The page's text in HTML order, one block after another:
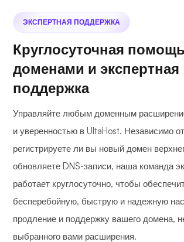
ЭКСПЕРТНАЯ ПОДДЕРЖКА
Круглосуточная
доменами и экспертная
поддержка
Управляйте любым доменным
и уверенностью в UltaHost. Независимо от
регистрируете ли вы новый домен
обновляете DNS-записи, наша команда
работает круглосуточно, чтобы
бесперебойную, быструю и надежную
продление и поддержку вашего домена,
выбранного вами расширения.